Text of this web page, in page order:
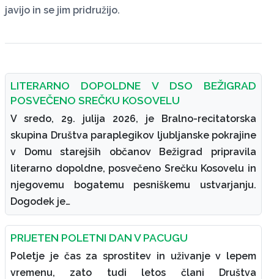
javijo in se jim pridružijo.
LITERARNO DOPOLDNE V DSO BEŽIGRAD
POSVEČENO SREČKU KOSOVELU
V sredo, 29. julija 2026, je Bralno-recitatorska
skupina Društva paraplegikov ljubljanske pokrajine
v Domu starejših občanov Bežigrad pripravila
literarno dopoldne, posvečeno Srečku Kosovelu in
njegovemu bogatemu pesniškemu ustvarjanju.
Dogodek je…
PRIJETEN POLETNI DAN V PACUGU
Poletje je čas za sprostitev in uživanje v lepem
vremenu, zato tudi letos člani Društva